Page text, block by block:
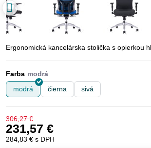
Ergonomická kancelárska stolička s opierkou
Farba
modrá
čierna sivá
306,27 €
231,57 €
284,83 € s DPH